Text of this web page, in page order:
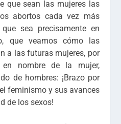
que sean las mujeres las
abortos cada vez más
sea precisamente en
que veamos cómo las
a las futuras mujeres, por
en nombre de la mujer,
de hombres: ¡Brazo por
feminismo y sus avances
de los sexos!